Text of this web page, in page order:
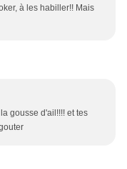
à les habiller!! Mais
gousse d'ail!!!! et tes